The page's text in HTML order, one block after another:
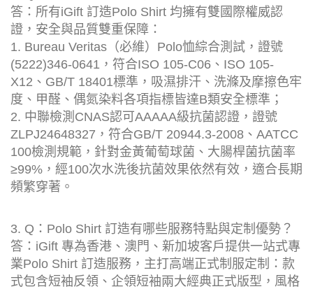
答：所有iGift 訂造Polo Shirt 均擁有雙國際權威認
證，安全與品質雙重保障：
1. Bureau Veritas（必維）Polo恤綜合測試，證號
(5222)346-0641，符合ISO 105-C06、ISO 105-
X12、GB/T 18401標準，吸濕排汗、洗滌及摩擦色牢
度、甲醛、偶氮染料各項指標皆達B類安全標準；
2. 中聯檢測CNAS認可AAAAA級抗菌認證，證號
ZLPJ24648327，符合GB/T 20944.3-2008、AATCC
100檢測規範，針對金黃葡萄球菌、大腸桿菌抗菌率
≥99%，經100次水洗後抗菌效果依然有效，適合長期
頻繁穿著。
3. Q：Polo Shirt 訂造有哪些服務特點與定制優勢？
答：iGift 專為香港、澳門、新加坡客戶提供一站式專
業Polo Shirt 訂造服務，主打高端正式制服定制：款
式包含短袖反領、企領短袖兩大經典正式版型，風格